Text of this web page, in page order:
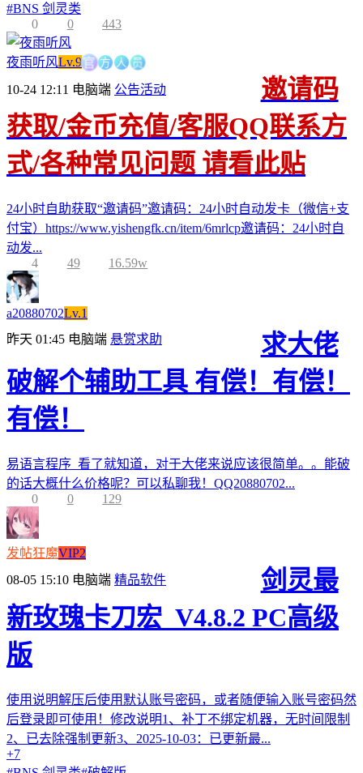
#BNS 剑灵类
0
0 443
夜雨听风Lv.9官方人员
10-24 12:11 电脑端 公告活动
邀请码
获取/金币充值/客服QQ联系方
式/各种常见问题 请看此贴
24小时自助获取“邀请码”邀请码：24小时自动发卡（微信+支
付宝）https://www.yishengfk.cn/item/6mrlcp邀请码：24小时自
动发...
4
49 16.59w
a20880702Lv.1
昨天 01:45 电脑端 悬赏求助
求大佬
破解个辅助工具 有偿！有偿！
有偿！
易语言程序 看了就知道，对于大佬来说应该很简单。。能破
的话大概什么价格呢？可以私聊我！QQ20880702...
0
0 129
发帖狂魔VIP2
08-05 15:10 电脑端 精品软件
剑灵最
新玫瑰卡刀宏_V4.8.2 PC高级
版
使用说明解压后使用默认账号密码，或者随便输入账号密码然
后登录即可使用！修改说明1、补丁不绑定机器，无时间限制
2、已去除强制更新3、2025-10-03：已更新最...
+7